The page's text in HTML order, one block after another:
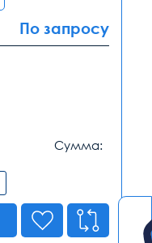
По запросу
Сумма: